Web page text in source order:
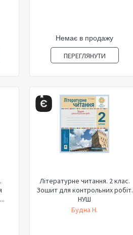
Немає в продажу
ПЕРЕГЛЯНУТИ
Літературне читання. 2 клас.
Зошит для контрольних робіт.
НУШ
Будна Н.